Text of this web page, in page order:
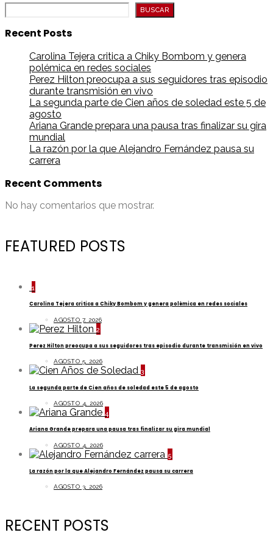
BUSCAR
Recent Posts
Carolina Tejera critica a Chiky Bombom y genera
polémica en redes sociales
Perez Hilton preocupa a sus seguidores tras episodio
durante transmisión en vivo
La segunda parte de Cien años de soledad este 5 de
agosto
Ariana Grande prepara una pausa tras finalizar su gira
mundial
La razón por la que Alejandro Fernández pausa su
carrera
Recent Comments
No hay comentarios que mostrar.
FEATURED POSTS
1
Carolina Tejera critica a Chiky Bombom y genera polémica en redes sociales
AGOSTO 7, 2026
2
Perez Hilton preocupa a sus seguidores tras episodio durante transmisión en vivo
AGOSTO 5, 2026
3
La segunda parte de Cien años de soledad este 5 de agosto
AGOSTO 4, 2026
4
Ariana Grande prepara una pausa tras finalizar su gira mundial
AGOSTO 4, 2026
5
La razón por la que Alejandro Fernández pausa su carrera
AGOSTO 3, 2026
RECENT POSTS